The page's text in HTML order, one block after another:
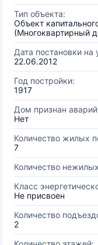
Тип объекта:
Объект
(Многоквартирный
Дата постановки на
22.06.2012
Год постройки:
1917
Дом признан
Нет
Количество жилых
7
Количество
Класс
Не присвоен
Количество
2